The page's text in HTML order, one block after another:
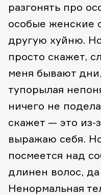
разгонять про
особые женские
другую хуйню.
просто скажет,
меня бывают
тупорылая
ничего не
скажет — это из-
выражаю себя.
посмеется над
длинен волос,
Ненормальная